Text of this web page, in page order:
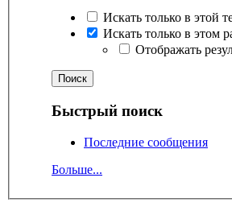
Искать только в этой
Искать только в этом
Отображать
Быстрый поиск
Последние сообщения
Больше...